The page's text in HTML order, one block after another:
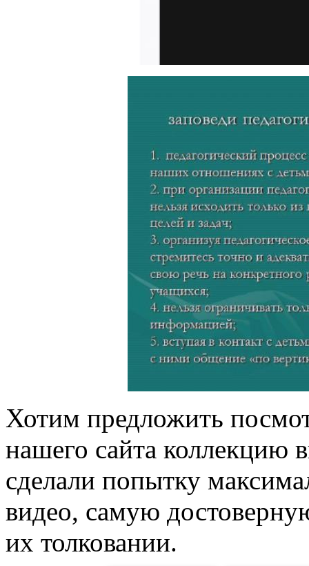
Хотим предложить
нашего сайта коллекцию
сделали попытку
видео, самую
их толковании.